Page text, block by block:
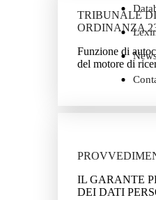
TRIBUNALE
ORDINANZA
Funzione di
del motore di
IL GARANTE
DEI DATI